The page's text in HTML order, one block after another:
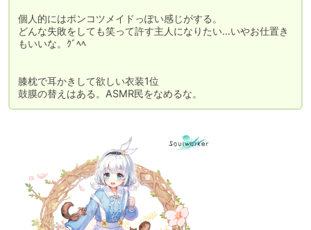
個人的にはポンコツメイドっぽい感じがする。
どんな失敗をしても笑って許す主人になりたい…いやお仕置き
もいいな。ｸﾞﾍﾍ
膝枕で耳かきして欲しい衣装1位
鼓膜の替えはある。ASMR民をなめるな。